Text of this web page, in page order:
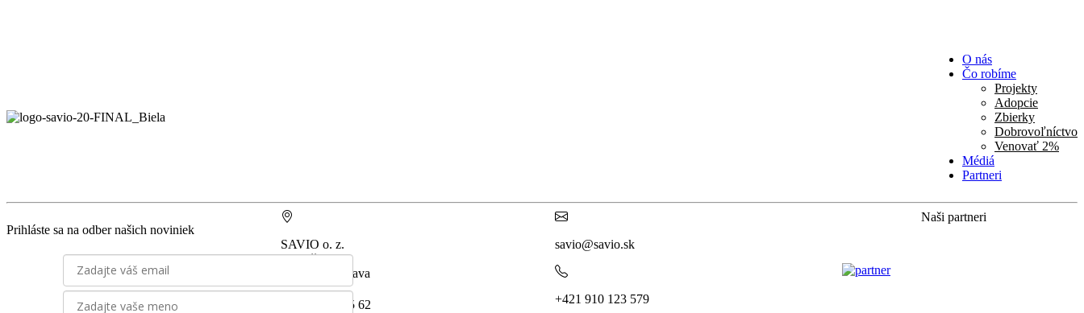
O nás
Čo robíme
Projekty
Adopcie
Zbierky
Dobrovoľníctvo
Venovať 2%
Médiá
Partneri
Prihláste sa na odber našich noviniek
SAVIO o. z.
Miletičova 7
821 08 Bratislava
IČO: 30 79 95 62
savio@savio.sk
+421 910 123 579
Naši partneri